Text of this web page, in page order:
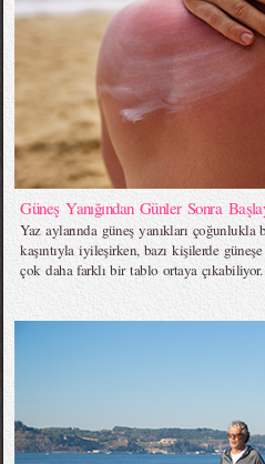
Güneş Yanığından Günler Sonra
Yaz aylarında güneş yanıkları
kaşıntıyla iyileşirken, bazı kişilerde
çok daha farklı bir tablo ortaya çıkabiliyor.